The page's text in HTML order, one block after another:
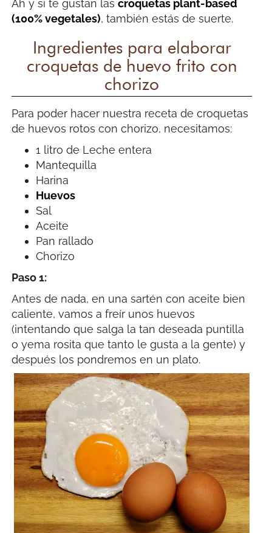
Ah y si te gustan lascroquetas plant-based
(100% vegetales), también estás de suerte.
Ingredientes para elaborar
croquetas de huevo frito con
chorizo
Para poder hacer nuestra receta de croquetas
de huevos rotos con chorizo, necesitamos:
1 litro de Leche entera
Mantequilla
Harina
Huevos
Sal
Aceite
Pan rallado
Chorizo
Paso 1:
Antes de nada, en una sartén con aceite bien
caliente, vamos a freír unos huevos
(intentando que salga la tan deseada puntilla
o yema rosita que tanto le gusta a la gente) y
después los pondremos en un plato.